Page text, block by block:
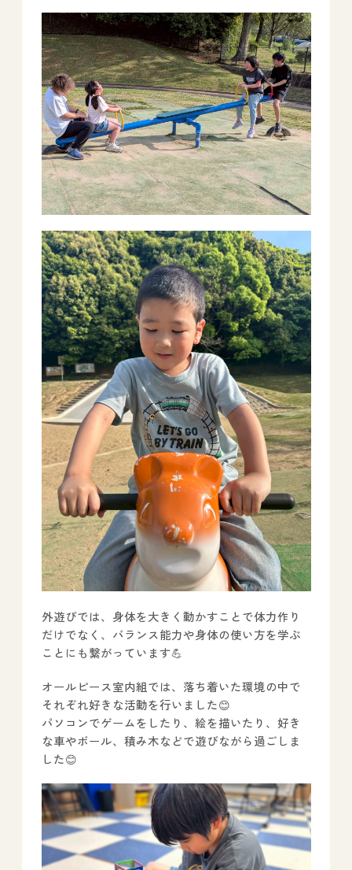
外遊びでは、身体を大きく動かすことで体力作り
だけでなく、バランス能力や身体の使い方を学ぶ
ことにも繋がっています💪
オールピース室内組では、落ち着いた環境の中で
それぞれ好きな活動を行いました😊
パソコンでゲームをしたり、絵を描いたり、好き
な車やボール、積み木などで遊びながら過ごしま
した😊